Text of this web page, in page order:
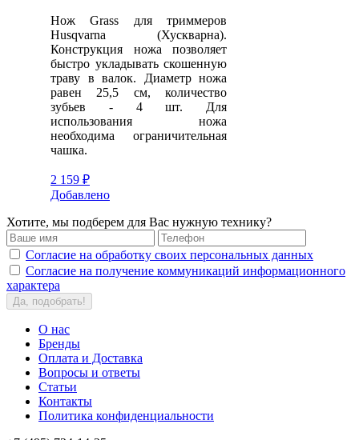
Нож Grass для триммеров
Husqvarna (Хускварна).
Конструкция ножа позволяет
быстро укладывать скошенную
траву в валок. Диаметр ножа
равен 25,5 см, количество
зубьев - 4 шт. Для
использования ножа
необходима ограничительная
чашка.
2 159 ₽
Добавлено
Хотите, мы подберем для Вас нужную технику?
Согласие на обработку своих персональных данных
Согласие на получение коммуникаций информационного
характера
Да, подобрать!
О нас
Бренды
Оплата и Доставка
Вопросы и ответы
Статьи
Контакты
Политика конфиденциальности